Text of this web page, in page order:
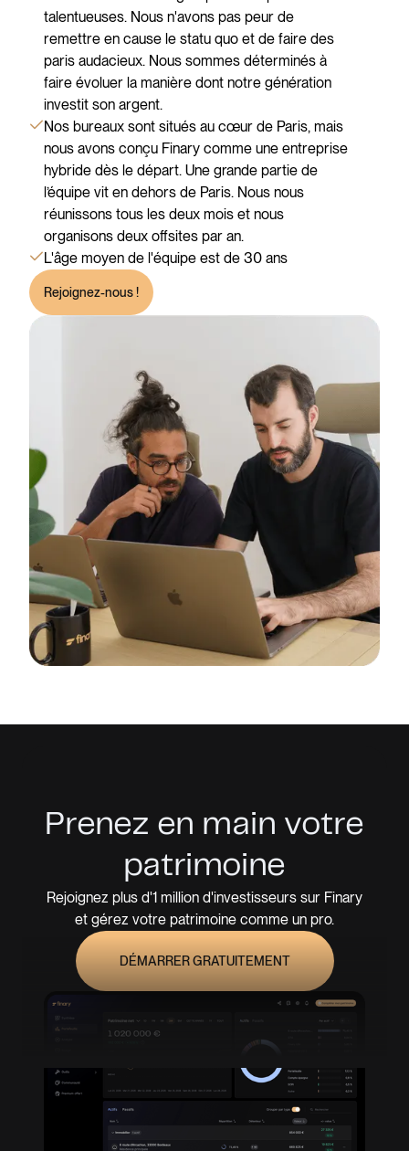
talentueuses. Nous n'avons pas peur de
remettre en cause le statu quo et de faire des
paris audacieux. Nous sommes déterminés à
faire évoluer la manière dont notre génération
investit son argent.
Nos bureaux sont situés au cœur de Paris, mais
nous avons conçu Finary comme une entreprise
hybride dès le départ. Une grande partie de
l’équipe vit en dehors de Paris. Nous nous
réunissons tous les deux mois et nous
organisons deux offsites par an.
L'âge moyen de l'équipe est de 30 ans
Rejoignez-nous !
Prenez en main votre
patrimoine
Rejoignez plus d'1 million d'investisseurs sur Finary
et gérez votre patrimoine comme un pro.
DÉMARRER GRATUITEMENT